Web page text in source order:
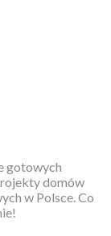
gotowych
domów
w Polsce. Co